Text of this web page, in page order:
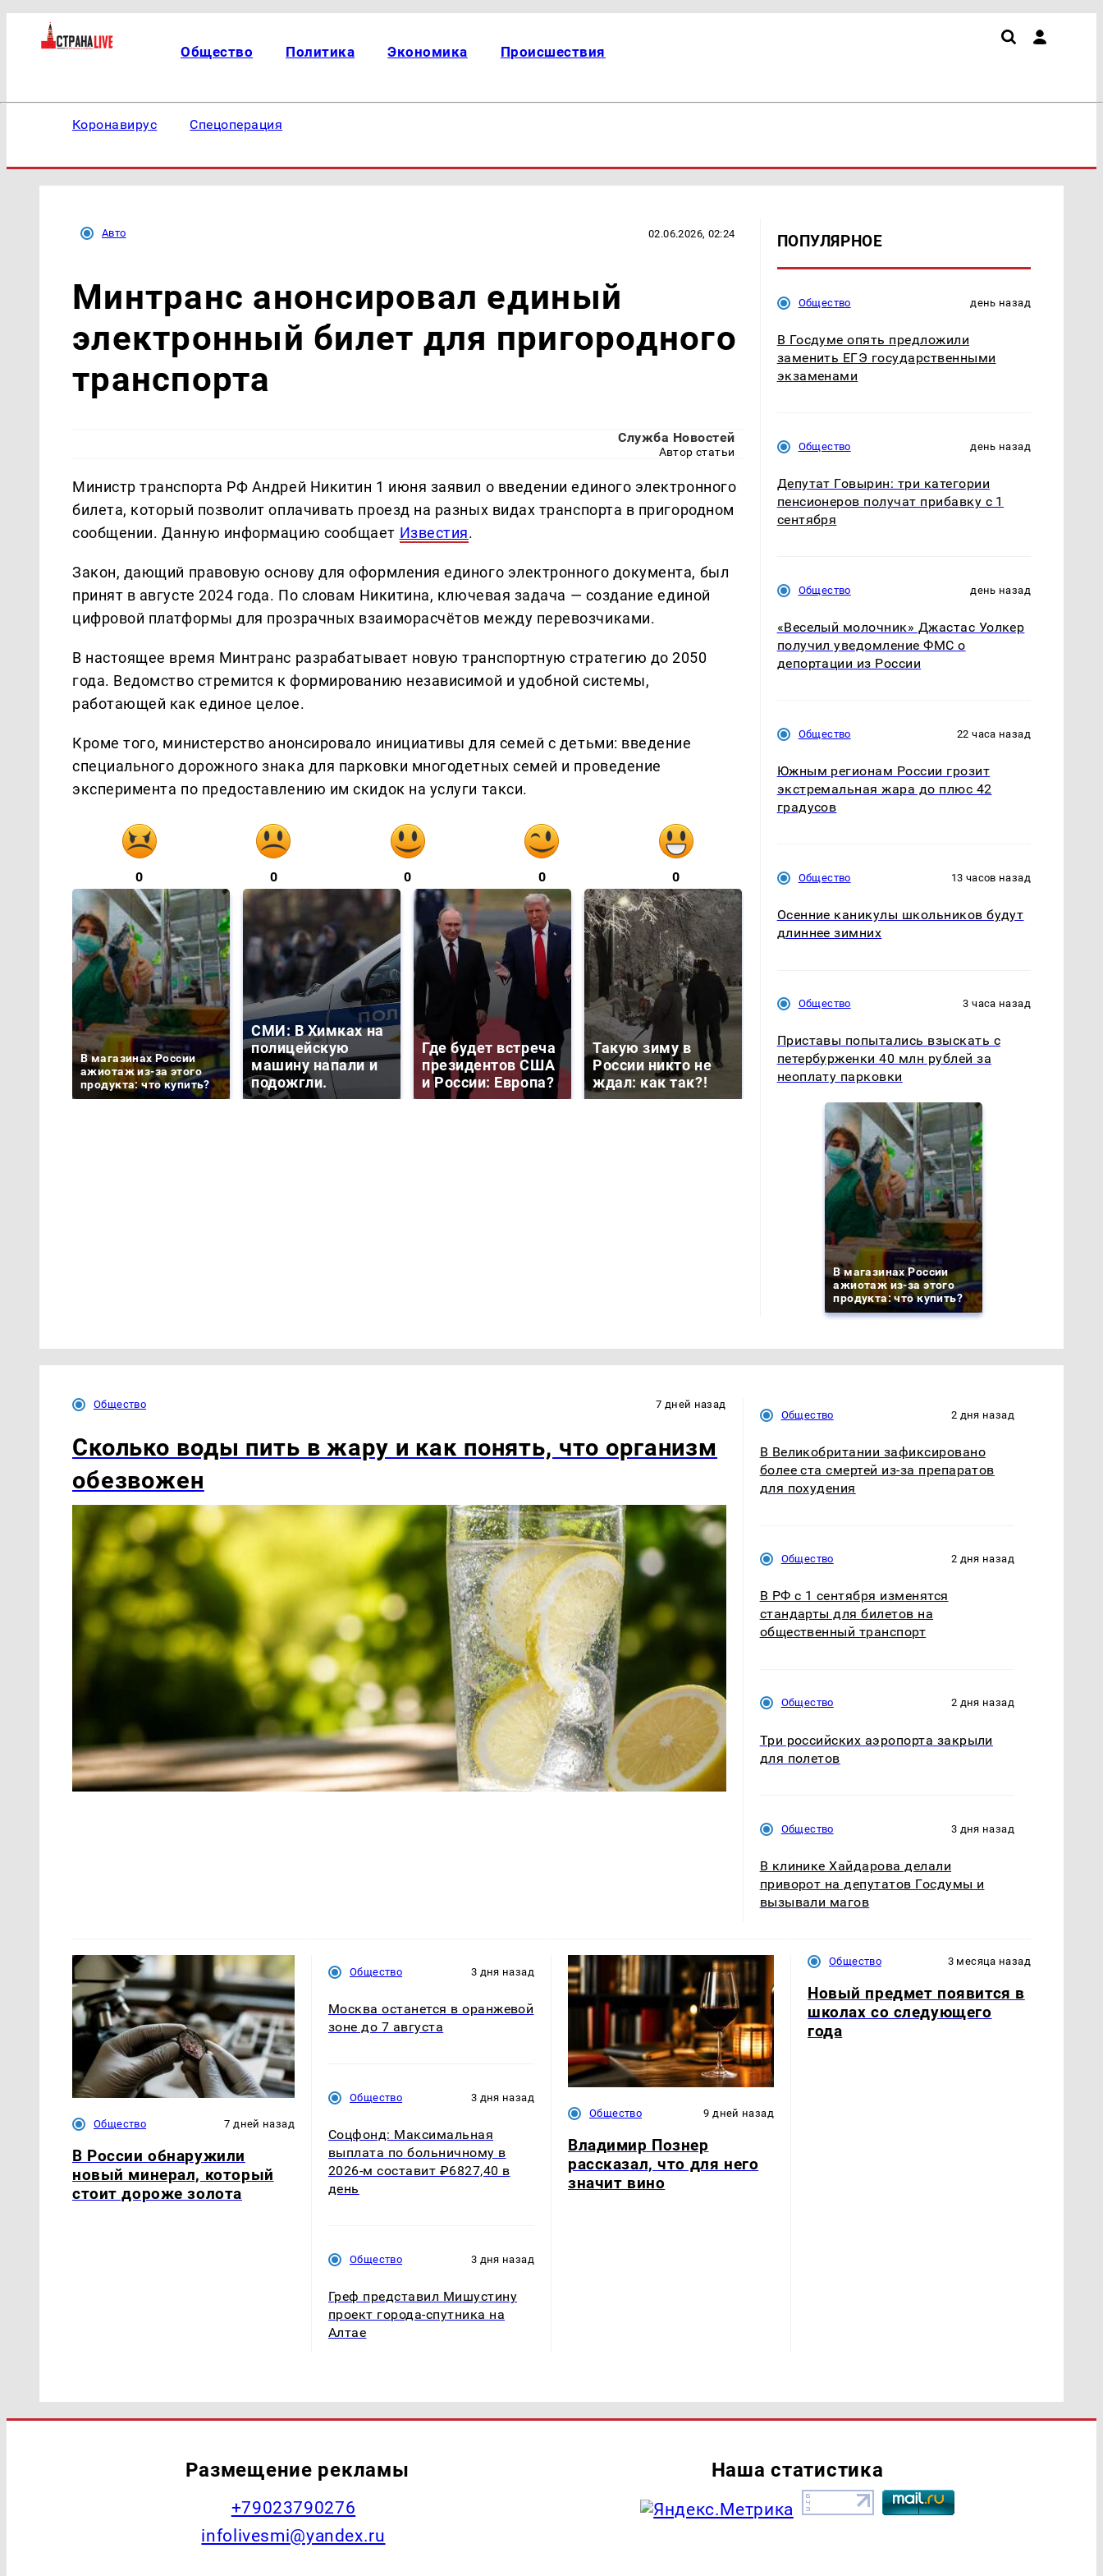
Общество Политика Экономика Происшествия
Коронавирус Спецоперация
Авто 02.06.2026, 02:24
Минтранс анонсировал единый
электронный билет для пригородного
транспорта
Служба Новостей
Автор статьи
Министр транспорта РФ Андрей Никитин 1 июня заявил о введении единого электронного
билета, который позволит оплачивать проезд на разных видах транспорта в пригородном
сообщении. Данную информацию сообщает Известия.
Закон, дающий правовую основу для оформления единого электронного документа, был
принят в августе 2024 года. По словам Никитина, ключевая задача — создание единой
цифровой платформы для прозрачных взаиморасчётов между перевозчиками.
В настоящее время Минтранс разрабатывает новую транспортную стратегию до 2050
года. Ведомство стремится к формированию независимой и удобной системы,
работающей как единое целое.
Кроме того, министерство анонсировало инициативы для семей с детьми: введение
специального дорожного знака для парковки многодетных семей и проведение
эксперимента по предоставлению им скидок на услуги такси.
0 0 0 0 0
В магазинах России
ажиотаж из-за этого
продукта: что купить?
СМИ: В Химках на
полицейскую
машину напали и
подожгли.
Где будет встреча
президентов США
и России: Европа?
Такую зиму в
России никто не
ждал: как так?!
Как выглядит место
Кавказе: смотреть
На Урале из казны
были украдены 18
ПОПУЛЯРНОЕ
Общество день назад
В Госдуме опять предложили
заменить ЕГЭ государственными
экзаменами
Общество день назад
Депутат Говырин: три категории
пенсионеров получат прибавку с 1
сентября
Общество день назад
«Веселый молочник» Джастас Уолкер
получил уведомление ФМС о
депортации из России
Общество 22 часа назад
Южным регионам России грозит
экстремальная жара до плюс 42
градусов
Общество 13 часов назад
Осенние каникулы школьников будут
длиннее зимних
Общество 3 часа назад
Приставы попытались взыскать с
петербурженки 40 млн рублей за
неоплату парковки
В магазинах России
ажиотаж из-за этого
продукта: что купить?
Общество 7 дней назад
Сколько воды пить в жару и как понять, что организм
обезвожен
Общество 2 дня назад
В Великобритании зафиксировано
более ста смертей из-за препаратов
для похудения
Общество 2 дня назад
В РФ с 1 сентября изменятся
стандарты для билетов на
общественный транспорт
Общество 2 дня назад
Три российских аэропорта закрыли
для полетов
Общество 3 дня назад
В клинике Хайдарова делали
приворот на депутатов Госдумы и
вызывали магов
Общество 7 дней назад
В России обнаружили
новый минерал, который
стоит дороже золота
Общество 3 дня назад
Москва останется в оранжевой
зоне до 7 августа
Общество 3 дня назад
Соцфонд: Максимальная
выплата по больничному в
2026-м составит ₽6827,40 в
день
Общество 3 дня назад
Греф представил Мишустину
проект города-спутника на
Алтае
Общество 9 дней назад
Владимир Познер
рассказал, что для него
значит вино
Общество 3 месяца назад
Новый предмет появится в
школах со следующего
года
Размещение рекламы
+79023790276
infolivesmi@yandex.ru
Наша статистика